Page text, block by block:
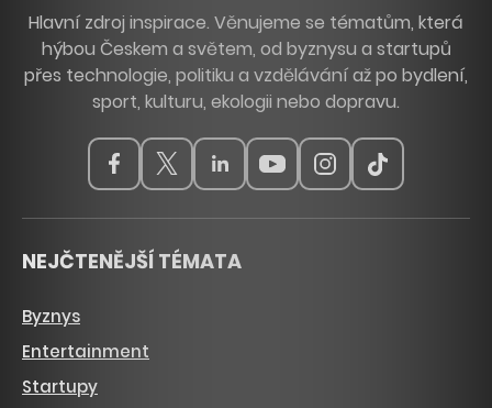
Hlavní zdroj inspirace. Věnujeme se tématům, která
hýbou Českem a světem, od byznysu a startupů
přes technologie, politiku a vzdělávání až po bydlení,
sport, kulturu, ekologii nebo dopravu.
NEJČTENĚJŠÍ TÉMATA
Byznys
Entertainment
Startupy